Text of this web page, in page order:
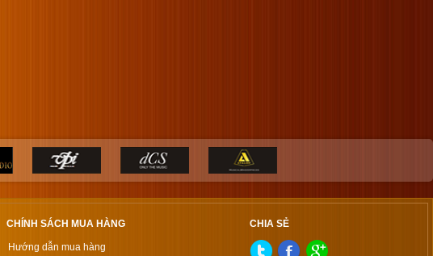
CHÍNH SÁCH MUA HÀNG
Hướng dẫn mua hàng
CHIA SẺ